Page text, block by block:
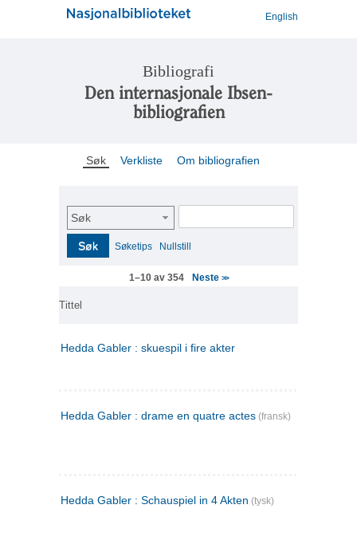
English
Bibliografi
Den internasjonale Ibsen-
bibliografien
Søk Verkliste Om bibliografien
Søk
Søk Søketips Nullstill
1–10 av 354 Neste >>
Tittel
Hedda Gabler : skuespil i fire akter
Hedda Gabler : drame en quatre actes (fransk)
Hedda Gabler : Schauspiel in 4 Akten (tysk)